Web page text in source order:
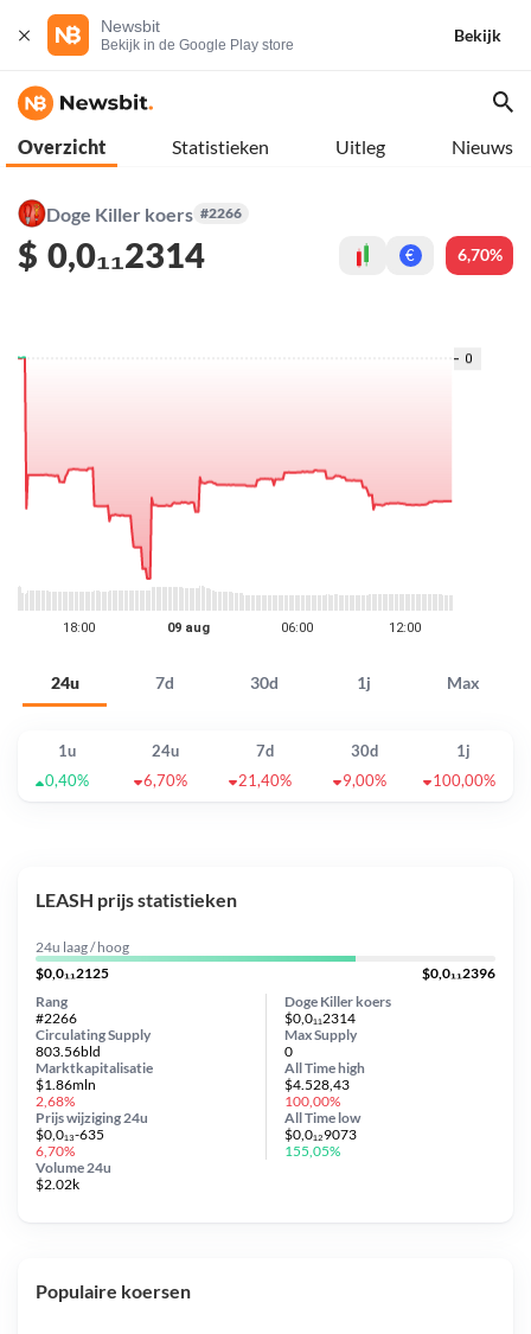
Newsbit
Bekijk in de Google Play store
Bekijk
Overzicht Statistieken Uitleg Nieuws
Doge Killer koers #2266
$ 0,0₁₁2314 € 6,70%
24u 7d 30d 1j Max
1u 24u 7d 30d
1j
0,40%
6,70% 21,40% 9,00% 100,00%
LEASH prijs statistieken
24u laag / hoog
$0,0₁₁2125
$0,0₁₁2396
Doge Killer koers
$0,0₁₁2314
Circulating Supply
803.56bld
Prijs wijziging 24u
$0,0₁₃-635
6,70%
Max Supply
0
Marktkapitalisatie
$1.86mln
2,68%
Volume 24u
$2.02k
Rang
#2266
All Timehigh
$4.528,43
100,00%
All Time low
$0,0₁₂9073
155,05%
Populaire koersen